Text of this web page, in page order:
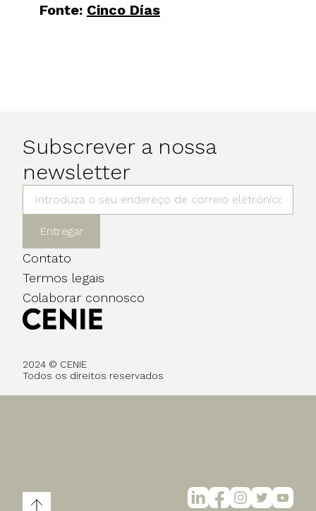
Fonte: Cinco Días
Subscrever a nossa
newsletter
Entregar
Contato
Termos legais
Colaborar connosco
2024 © CENIE
Todos os direitos reservados